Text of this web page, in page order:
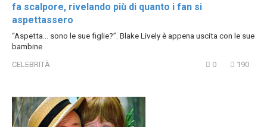
fa scalpore, rivelando più di quanto i fan si
aspettassero
“Aspetta… sono le sue figlie?”. Blake Lively è appena uscita con le sue
bambine
CELEBRITÀ 0 190